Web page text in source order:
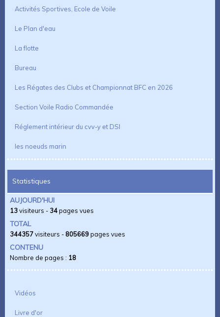
Activités Sportives, Ecole de Voile
Le Plan d'eau
La flotte
Bureau
Les Régates des Clubs et Championnat BFC en 2026
Section Voile Radio Commandée
Réglement intérieur du cvv-y et DSI
les noeuds marin
Statistiques
AUJOURD'HUI
13visiteurs - 34pages vues
TOTAL
344357visiteurs - 805669pages vues
CONTENU
Nombre de pages : 18
Vidéos
Livre d'or